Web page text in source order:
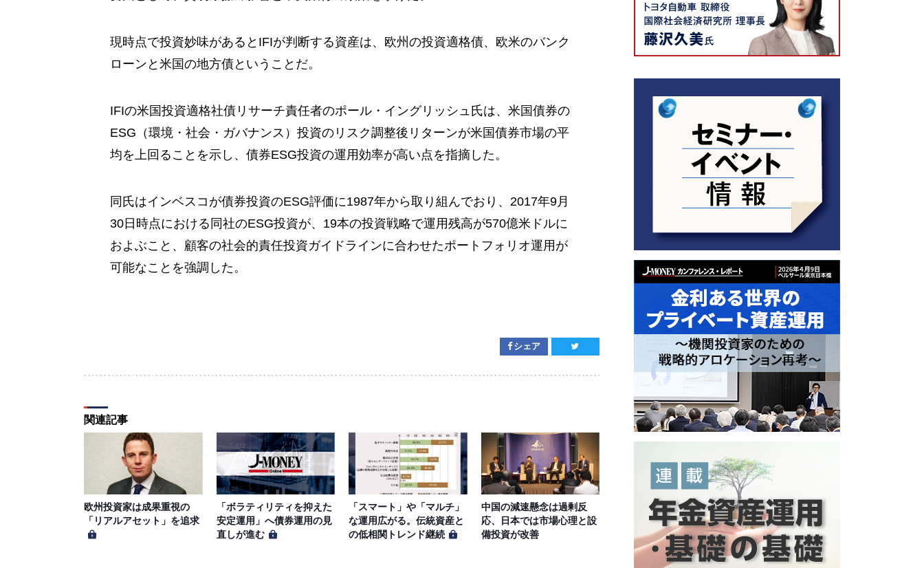
現時点で投資妙味があるとIFIが判断する資産は、欧州の投資適格債、欧米のバンク
ローンと米国の地方債ということだ。
IFIの米国投資適格社債リサーチ責任者のポール・イングリッシュ氏は、米国債券の
ESG（環境・社会・ガバナンス）投資のリスク調整後リターンが米国債券市場の平
均を上回ることを示し、債券ESG投資の運用効率が高い点を指摘した。
同氏はインベスコが債券投資のESG評価に1987年から取り組んでおり、2017年9月
30日時点における同社のESG投資が、19本の投資戦略で運用残高が570億米ドルに
およぶこと、顧客の社会的責任投資ガイドラインに合わせたポートフォリオ運用が
可能なことを強調した。
シェア
関連記事
欧州投資家は成果重視の
「リアルアセット」を追求
「ボラティリティを抑えた
安定運用」へ債券運用の見
直しが進む
「スマート」や「マルチ」
な運用広がる。伝統資産と
の低相関トレンド継続
中国の減速懸念は過剰反
応、日本では市場心理と設
備投資が改善